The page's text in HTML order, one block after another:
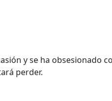
y se ha obsesionado
perder.